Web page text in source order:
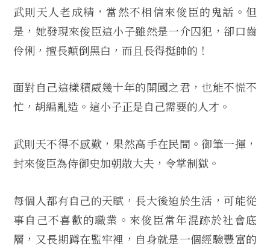
武則天人老成精，當然不相信來俊臣的鬼話。但
是，她發現來俊臣這小子雖然是一介囚犯，卻口齒
伶俐，擅長顛倒黑白，而且長得挺帥的！
面對自己這樣積威幾十年的開國之君，也能不慌不
忙，胡編亂造。這小子正是自己需要的人才。
武則天不得不感歎，果然高手在民間。御筆一揮，
封來俊臣為侍御史加朝散大夫，令掌制獄。
每個人都有自己的天賦，長大後迫於生活，可能從
事自己不喜歡的職業。來俊臣常年混跡於社會底
層，又長期蹲在監牢裡，自身就是一個經驗豐富的